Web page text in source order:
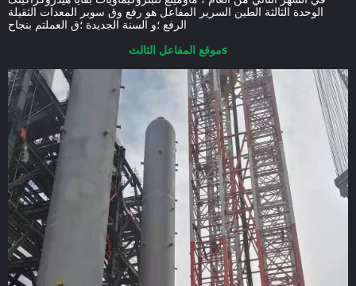
الوحدة الثالثة الطين السرير المفاعل هو رفع وق سوبر المعدات الثقيلة
الرفع ؛و السنة الجديدة ؛ق العملتم بنجاح
موقع المفاعل الثالثs